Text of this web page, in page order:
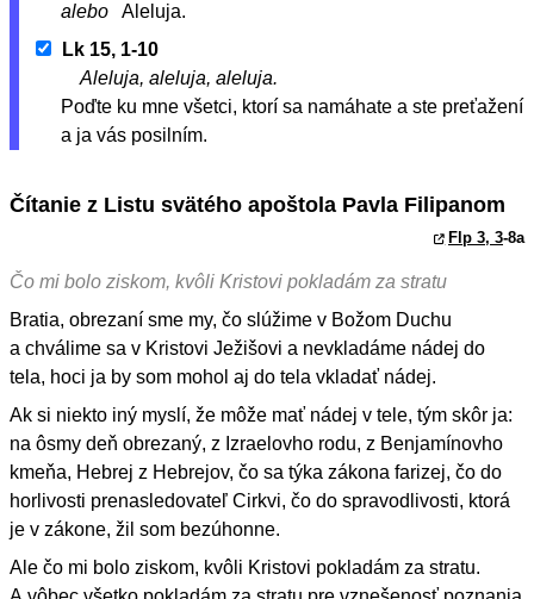
alebo
Aleluja.
Lk 15, 1-10
Aleluja, aleluja, aleluja.
Poďte ku mne všetci, ktorí sa namáhate a ste preťažení
a ja vás posilním.
Čítanie z Listu svätého apoštola Pavla Filipanom
Flp 3, 3-8a
Čo mi bolo ziskom, kvôli Kristovi pokladám za stratu
Bratia, obrezaní sme my, čo slúžime v Božom Duchu
a chválime sa v Kristovi Ježišovi a nevkladáme nádej do
tela, hoci ja by som mohol aj do tela vkladať nádej.
Ak si niekto iný myslí, že môže mať nádej v tele, tým skôr ja:
na ôsmy deň obrezaný, z Izraelovho rodu, z Benjamínovho
kmeňa, Hebrej z Hebrejov, čo sa týka zákona farizej, čo do
horlivosti prenasledovateľ Cirkvi, čo do spravodlivosti, ktorá
je v zákone, žil som bezúhonne.
Ale čo mi bolo ziskom, kvôli Kristovi pokladám za stratu.